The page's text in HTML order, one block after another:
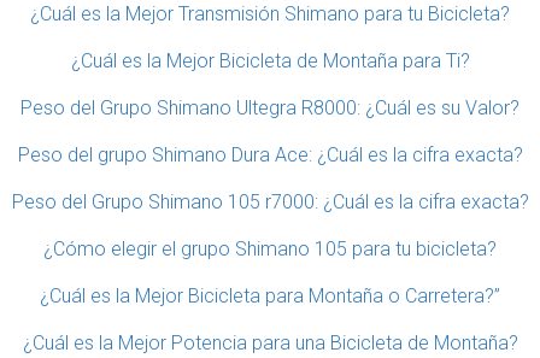
¿Cuál es la Mejor Transmisión Shimano para tu Bicicleta?
¿Cuál es la Mejor Bicicleta de Montaña para Ti?
Peso del Grupo Shimano Ultegra R8000: ¿Cuál es su Valor?
Peso del grupo Shimano Dura Ace: ¿Cuál es la cifra exacta?
Peso del Grupo Shimano 105 r7000: ¿Cuál es la cifra exacta?
¿Cómo elegir el grupo Shimano 105 para tu bicicleta?
¿Cuál es la Mejor Bicicleta para Montaña o Carretera?”
¿Cuál es la Mejor Potencia para una Bicicleta de Montaña?